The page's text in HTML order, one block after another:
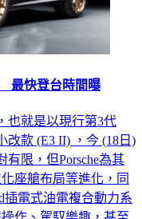
最快登台時間曝
也就是以現行第3代
改款 (E3 II) ，今 (18日)
限，但Porsche為其
座艙布局等進化，同
插電式油電複合動力系